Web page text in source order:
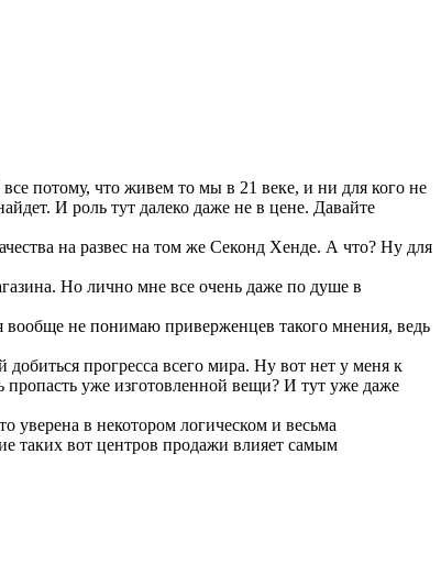
потому, что живем то мы в 21 веке, и ни для кого не
И роль тут далеко даже не в цене. Давайте
на развес на том же Секонд Хенде. А что? Ну для
Но лично мне все очень даже по душе в
вообще не понимаю приверженцев такого мнения, ведь
прогресса всего мира. Ну вот нет у меня к
пропасть уже изготовленной вещи? И тут уже даже
уверена в некотором логическом и весьма
таких вот центров продажи влияет самым